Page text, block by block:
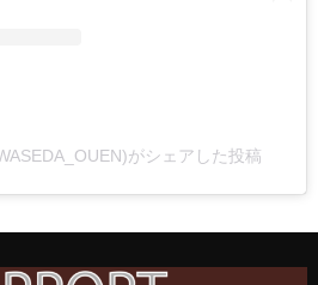
がシェアした投稿